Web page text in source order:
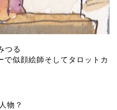
つる
で似顔絵師そしてタロットカ
物？